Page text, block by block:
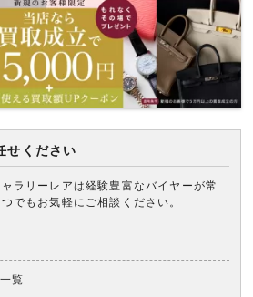
せください
ラリーレアは経験豊富なバイヤーが常
でもお気軽にご相談ください。
覧